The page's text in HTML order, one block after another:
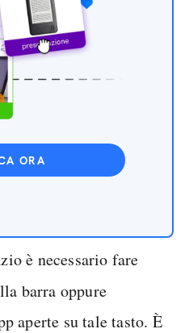
ORA
è necessario fare
barra oppure
aperte su tale tasto. È